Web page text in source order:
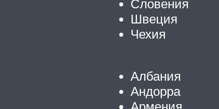
Словения
Швеция
Чехия
Албания
Андорра
Армения